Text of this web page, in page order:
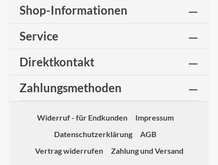
Shop-Informationen
Service
Direktkontakt
Zahlungsmethoden
Widerruf - für Endkunden
Impressum
Datenschutzerklärung
AGB
Vertrag widerrufen
Zahlung und Versand